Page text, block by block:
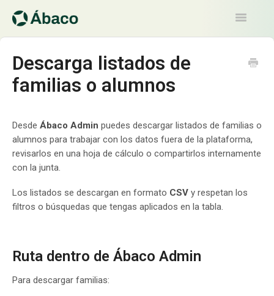
Toggle
Contacto
Descarga listados de
familias o alumnos
Desde Ábaco Admin puedes descargar listados de familias o
alumnos para trabajar con los datos fuera de la plataforma,
revisarlos en una hoja de cálculo o compartirlos internamente
con la junta.
Los listados se descargan en formato CSV y respetan los
filtros o búsquedas que tengas aplicados en la tabla.
Ruta dentro de Ábaco Admin
Para descargar familias: